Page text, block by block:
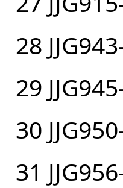
28
29
30
31